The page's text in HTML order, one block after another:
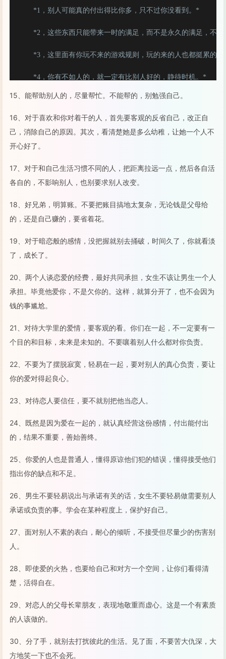
*1，别人可能真的付出得比你多，只不过你没看到。*
*2，这些东西只能带来一时的满足，而不是永久的满足，不
*3，这里面有你玩不来的游戏规则，玩的来的人也都挺累的。
*4，你有不如人的，就一定有比别人好的，静待时机。*
15、能帮助别人的，尽量帮忙。不能帮的，别勉强自己。
16、对于喜欢和你对着干的人，首先要客观的反省自己，改正自
己，消除自己的原因。其次，看清楚她是多么幼稚，让她一个人不
开心好了。
17、对于和自己生活习惯不同的人，把距离拉远一点，然后各自活
各自的，不影响别人，也别要求别人改变。
18、好兄弟，明算账。不要把账目搞地太复杂，无论钱是父母给
的，还是自己赚的，要省着花。
19、对于暗恋般的感情，没把握就别去捅破，时间久了，你就看淡
了，成长了。
20、两个人谈恋爱的经费，最好共同承担，女生不该让男生一个人
承担。毕竟他爱你，不是欠你的。这样，就算分开了，也不会因为
钱的事尴尬。
21、对待大学里的爱情，要客观的看。你们在一起，不一定要有一
个目的和目标，未来是未知的。不要嚷着别人什么都对你负责。
22、不要为了摆脱寂寞，轻易在一起，要对别人的真心负责，要让
你的爱对得起良心。
23、对待恋人要信任，要不就别把他当恋人。
24、既然是因为爱在一起的，就认真经营这份感情，付出能付出
的，结果不重要，善始善终。
25、你爱的人也是普通人，懂得原谅他们犯的错误，懂得接受他们
指出你的缺点和不足。
26、男生不要轻易说出与承诺有关的话，女生不要轻易做需要别人
承诺或负责的事。学会在某种程度上，保护好自己。
27、面对别人不素的表白，耐心的倾听，不接受但尽量少的伤害别
人。
28、即使爱的火热，也要给自己和对方一个空间，让你们看得清
楚，活得自在。
29、对恋人的父母长辈朋友，表现地敬重而虚心。这是一个有素质
的人该做的。
30、分了手，就别去打扰彼此的生活。见了面，不要苦大仇深，大
方地笑一下也不会死。